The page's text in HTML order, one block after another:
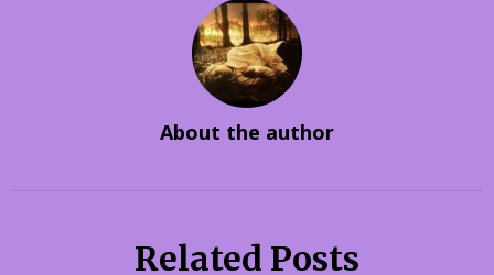
About the author
Related Posts